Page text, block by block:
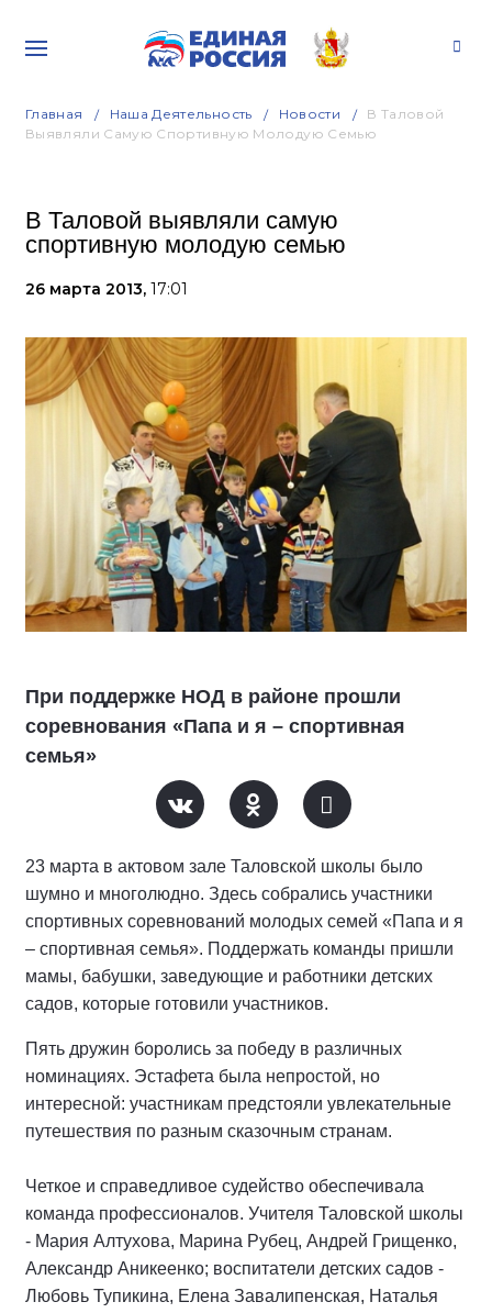
Главная Наша Деятельность Новости
В Таловой
Выявляли Самую Спортивную Молодую Семью
В Таловой выявляли самую
спортивную молодую семью
26 марта 2013, 17:01
При поддержке НОД в районе прошли
соревнования «Папа и я – спортивная
семья»
23 марта в актовом зале Таловской школы было
шумно и многолюдно. Здесь собрались участники
спортивных соревнований молодых семей «Папа и я
– спортивная семья». Поддержать команды пришли
мамы, бабушки, заведующие и работники детских
садов, которые готовили участников.
Пять дружин боролись за победу в различных
номинациях. Эстафета была непростой, но
интересной: участникам предстояли увлекательные
путешествия по разным сказочным странам.
Четкое и справедливое судейство обеспечивала
команда профессионалов. Учителя Таловской школы
- Мария Алтухова, Марина Рубец, Андрей Грищенко,
Александр Аникеенко; воспитатели детских садов -
Любовь Тупикина, Елена Завалипенская, Наталья